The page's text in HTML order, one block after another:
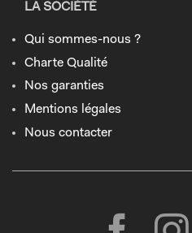
LA SOCIÉTÉ
Qui sommes-nous ?
Charte Qualité
Nos garanties
Mentions légales
Nous contacter